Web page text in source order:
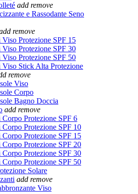
add remove
e Rassodante Seno
remove
Viso Protezione SPF 15
Viso Protezione SPF 30
Viso Protezione SPF 50
Viso Stick Alta Protezione
remove
Viso
Corpo
Bagno Doccia
add remove
Corpo Protezione SPF 6
Corpo Protezione SPF 10
Corpo Protezione SPF 15
Corpo Protezione SPF 20
Corpo Protezione SPF 30
Corpo Protezione SPF 50
Solare
add remove
Viso